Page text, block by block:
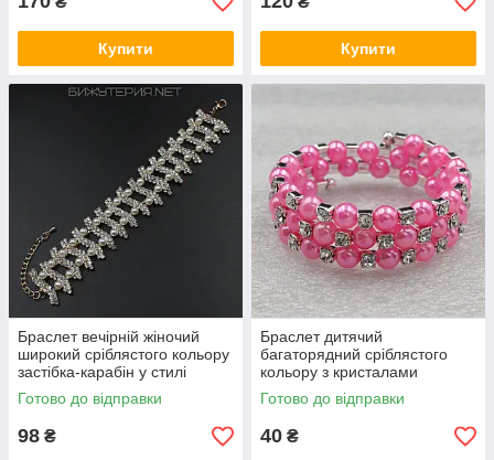
Купити Купити
Браслет вечірній жіночий
широкий сріблястого кольору
застібка-карабін у стилі
Зарра з перлами розмір 22
см
Готово до відправки
98 ₴
Браслет дитячий
багаторядний сріблястого
кольору з кристалами
ширина 15 мм 3 ряди
каменів і намистин рожевого
Готово до відправки
40 ₴